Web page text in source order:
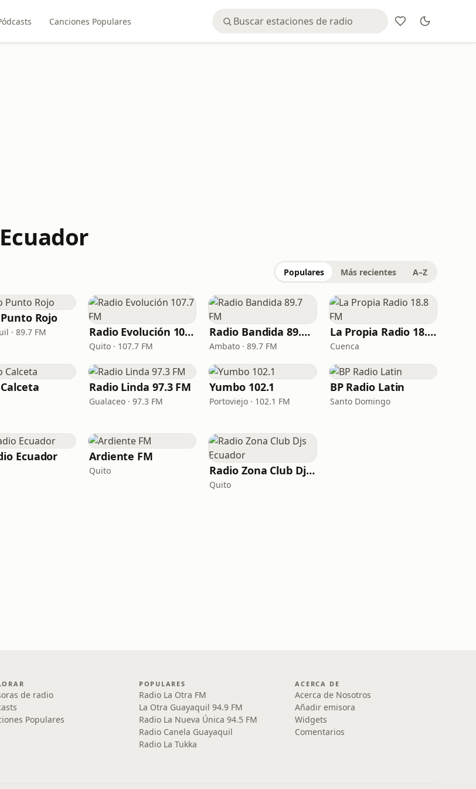
Canciones Populares
Populares Más recientes A–Z
Rojo
· 89.7 FM Radio Evolución 107.7 FM
Quito · 107.7 FM
Radio Bandida 89.7 FM
Ambato · 89.7 FM
La Propia Radio 18.8 FM
Cuenca
Radio Linda 97.3 FM
Gualaceo · 97.3 FM
Yumbo 102.1
Portoviejo · 102.1 FM
BP Radio Latin
Santo Domingo
Ecuador Ardiente FM
Quito Radio Zona Club Djs Ecuador
Quito
de radio
Populares
POPULARES
Radio La Otra FM
La Otra Guayaquil 94.9 FM
Radio La Nueva Única 94.5 FM
Radio Canela Guayaquil
Radio La Tukka
ACERCA DE
Acerca de Nosotros
Añadir emisora
Widgets
Comentarios